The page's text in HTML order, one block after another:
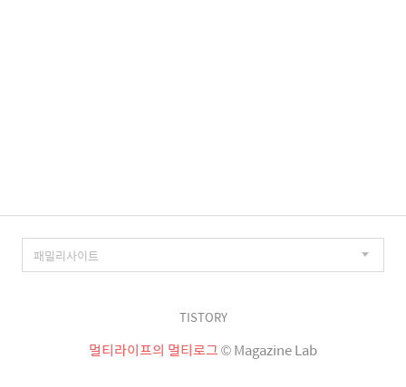
TISTORY
멀티라이프의 멀티로그© Magazine Lab